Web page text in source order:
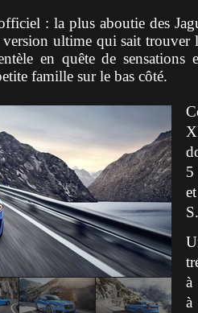
: la plus aboutie des
ultime qui sait trouver
en quête de sensations
famille sur le bas côté.
5
S.
à